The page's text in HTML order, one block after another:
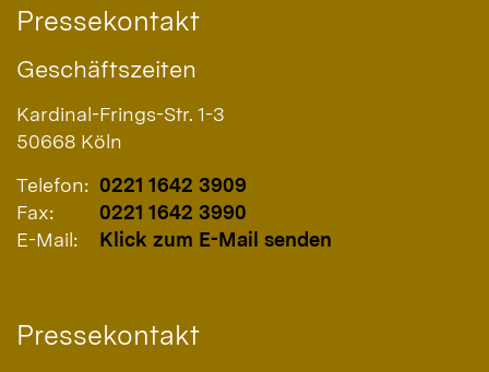
Pressekontakt
Geschäftszeiten
Kardinal-Frings-Str. 1-3
50668 Köln
Telefon: 0221 1642 3909
Fax:
0221 1642 3990
E-Mail:
Klick zum E-Mail senden
Pressekontakt